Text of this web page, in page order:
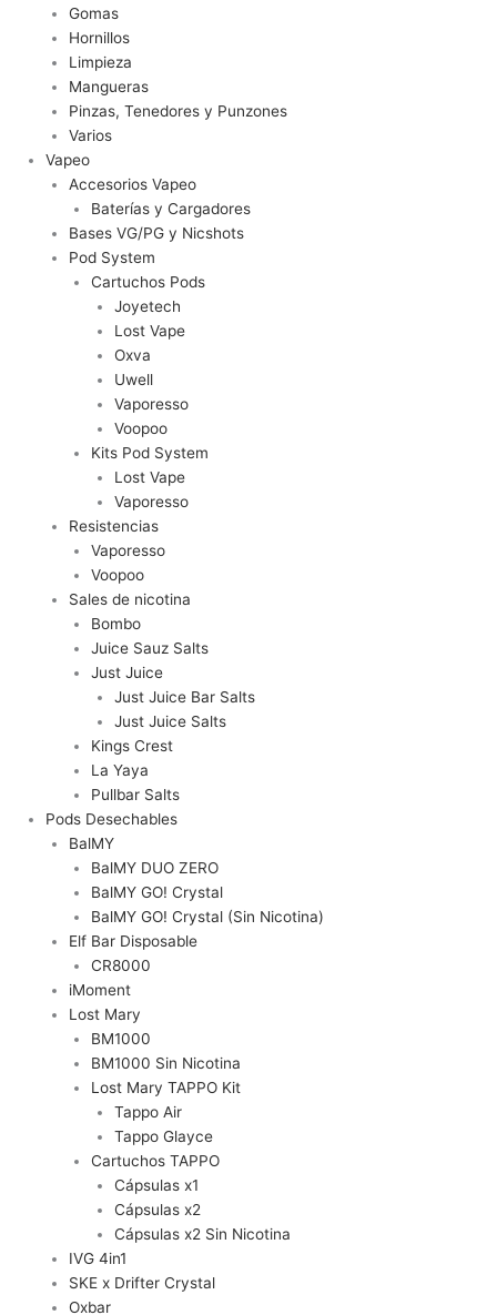
Gomas
Hornillos
Limpieza
Mangueras
Pinzas, Tenedores y Punzones
Varios
Vapeo
Accesorios Vapeo
Baterías y Cargadores
Bases VG/PG y Nicshots
Pod System
Cartuchos Pods
Joyetech
Lost Vape
Oxva
Uwell
Vaporesso
Voopoo
Kits Pod System
Lost Vape
Vaporesso
Resistencias
Vaporesso
Voopoo
Sales de nicotina
Bombo
Juice Sauz Salts
Just Juice
Just Juice Bar Salts
Just Juice Salts
Kings Crest
La Yaya
Pullbar Salts
Pods Desechables
BalMY
BalMY DUO ZERO
BalMY GO! Crystal
BalMY GO! Crystal (Sin Nicotina)
Elf Bar Disposable
CR8000
iMoment
Lost Mary
BM1000
BM1000 Sin Nicotina
Lost Mary TAPPO Kit
Tappo Air
Tappo Glayce
Cartuchos TAPPO
Cápsulas x1
Cápsulas x2
Cápsulas x2 Sin Nicotina
IVG 4in1
SKE x Drifter Crystal
Oxbar